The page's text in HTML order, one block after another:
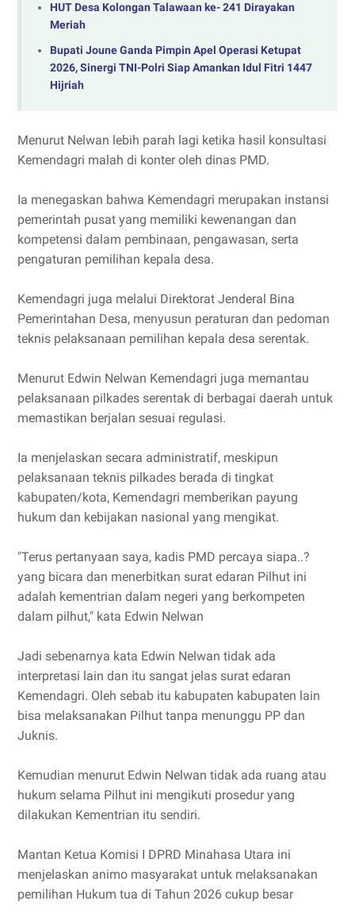
HUT Desa Kolongan Talawaan ke- 241 Dirayakan
Meriah
Bupati Joune Ganda Pimpin Apel Operasi Ketupat
2026, Sinergi TNI-Polri Siap Amankan Idul Fitri 1447
Hijriah
Menurut Nelwan lebih parah lagi ketika hasil konsultasi
Kemendagri malah di konter oleh dinas PMD.
Ia menegaskan bahwa Kemendagri merupakan instansi
pemerintah pusat yang memiliki kewenangan dan
kompetensi dalam pembinaan, pengawasan, serta
pengaturan pemilihan kepala desa.
Kemendagri juga melalui Direktorat Jenderal Bina
Pemerintahan Desa, menyusun peraturan dan pedoman
teknis pelaksanaan pemilihan kepala desa serentak.
Menurut Edwin Nelwan Kemendagri juga memantau
pelaksanaan pilkades serentak di berbagai daerah untuk
memastikan berjalan sesuai regulasi.
Ia menjelaskan secara administratif, meskipun
pelaksanaan teknis pilkades berada di tingkat
kabupaten/kota, Kemendagri memberikan payung
hukum dan kebijakan nasional yang mengikat.
"Terus pertanyaan saya, kadis PMD percaya siapa..?
yang bicara dan menerbitkan surat edaran Pilhut ini
adalah kementrian dalam negeri yang berkompeten
dalam pilhut," kata Edwin Nelwan
Jadi sebenarnya kata Edwin Nelwan tidak ada
interpretasi lain dan itu sangat jelas surat edaran
Kemendagri. Oleh sebab itu kabupaten kabupaten lain
bisa melaksanakan Pilhut tanpa menunggu PP dan
Juknis.
Kemudian menurut Edwin Nelwan tidak ada ruang atau
hukum selama Pilhut ini mengikuti prosedur yang
dilakukan Kementrian itu sendiri.
Mantan Ketua Komisi I DPRD Minahasa Utara ini
menjelaskan animo masyarakat untuk melaksanakan
pemilihan Hukum tua di Tahun 2026 cukup besar